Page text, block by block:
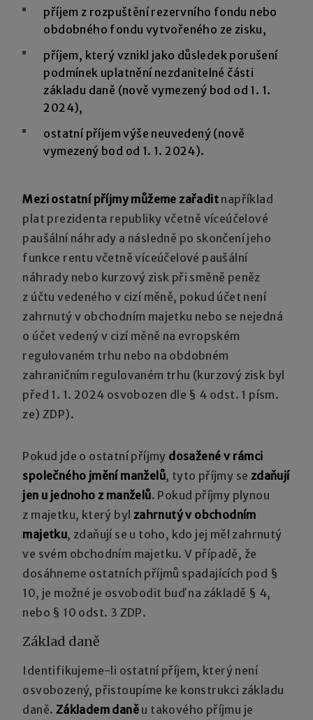
příjem z rozpuštění rezervního fondu nebo
obdobného fondu vytvořeného ze zisku,
příjem, který vznikl jako důsledek porušení
podmínek uplatnění nezdanitelné části
základu daně (nově vymezený bod od 1. 1.
2024),
ostatní příjem výše neuvedený (nově
vymezený bod od 1. 1. 2024).
Mezi ostatní příjmy můžeme zařadit například
plat prezidenta republiky včetně víceúčelové
paušální náhrady a následně po skončení jeho
funkce rentu včetně víceúčelové paušální
náhrady nebo kurzový zisk při směně peněz
z účtu vedeného v cizí měně, pokud účet není
zahrnutý v obchodním majetku nebo se nejedná
o účet vedený v cizí měně na evropském
regulovaném trhu nebo na obdobném
zahraničním regulovaném trhu (kurzový zisk byl
před 1. 1. 2024 osvobozen dle § 4 odst. 1 písm.
ze) ZDP).
Pokud jde o ostatní příjmy dosažené v rámci
společného jmění manželů, tyto příjmy se zdaňují
jen u jednoho z manželů. Pokud příjmy plynou
z majetku, který byl zahrnutý v obchodním
majetku, zdaňují se u toho, kdo jej měl zahrnutý
ve svém obchodním majetku. V případě, že
dosáhneme ostatních příjmů spadajících pod §
10, je možné je osvobodit buď na základě § 4,
nebo § 10 odst. 3 ZDP.
Základ daně
Identifikujeme-li ostatní příjem, který není
osvobozený, přistoupíme ke konstrukci základu
daně. Základem daně u takového příjmu je